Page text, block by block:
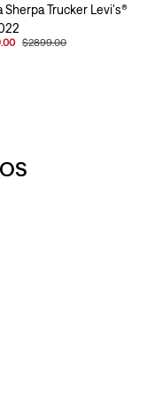
Sherpa Trucker Levi's®
$2899.00